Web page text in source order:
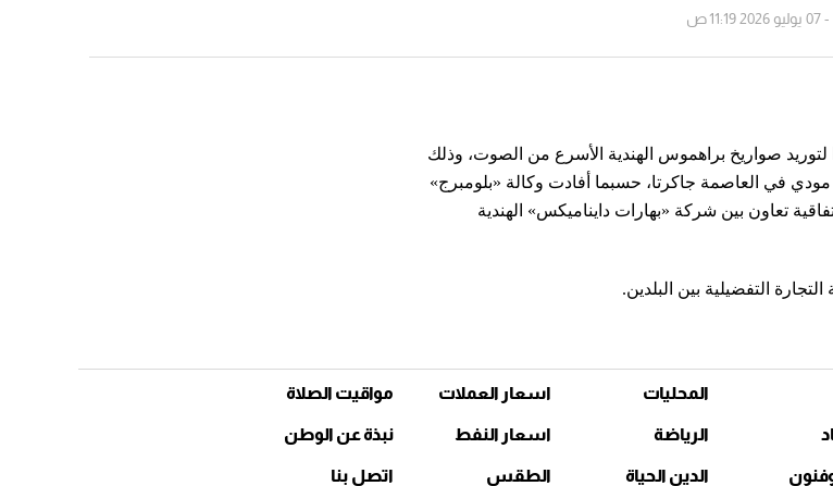
ص
صواريخ براهموس الهندية الأسرع من الصوت، وذلك
مودي في العاصمة جاكرتا، حسبما أفادت وكالة «بلومبرج»
تعاون بين شركة «بهارات دايناميكس» الهندية
التفضيلية بين البلدين.
المحليات
الرياضة
الدين الحياة
اسعار العملات
اسعار النفط
الطقس
مواقيت الصلاة
نبذة عن الوطن
اتصل بنا